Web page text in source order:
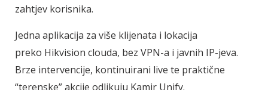
zahtjev korisnika.
Jedna aplikacija za više klijenata i lokacija
preko Hikvision clouda, bez VPN-a i javnih IP-jeva.
Brze intervencije, kontinuirani live te praktične
“terenske” akcije odlikuju Kamir Unify.